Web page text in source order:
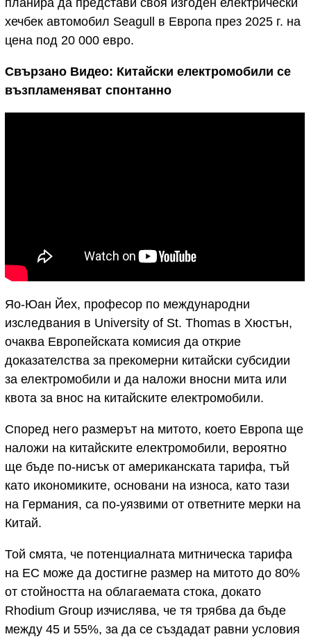
хечбек автомобил Seagull в Европа през 2025 г. на
цена под 20 000 евро.
Свързано Видео: Китайски електромобили се
възпламеняват спонтанно
Яо-Юан Йех, професор по международни
изследвания в University of St. Thomas в Хюстън,
очаква Европейската комисия да открие
доказателства за прекомерни китайски субсидии
за електромобили и да наложи вносни мита или
квота за внос на китайските електромобили.
Според него размерът на митото, което Европа ще
наложи на китайските електромобили, вероятно
ще бъде по-нисък от американската тарифа, тъй
като икономиките, основани на износа, като тази
на Германия, са по-уязвими от ответните мерки на
Китай.
Той смята, че потенциалната митническа тарифа
на ЕС може да достигне размер на митото до 80%
от стойността на облагаемата стока, докато
Rhodium Group изчислява, че тя трябва да бъде
между 45 и 55%, за да се създадат равни условия